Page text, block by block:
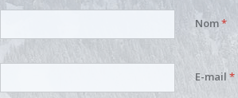
Nom*
E-mail *